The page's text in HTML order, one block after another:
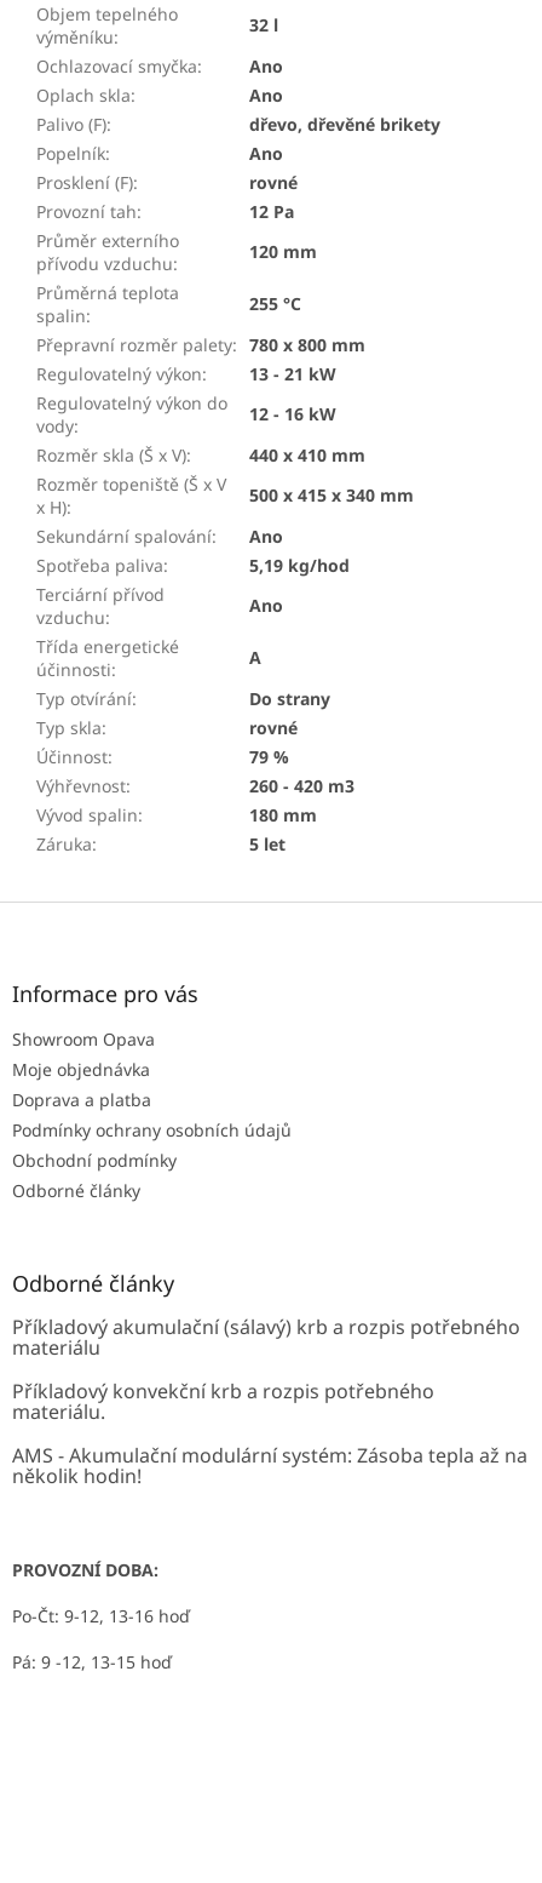
Objem tepelného
výměníku:
32 l
Ochlazovací smyčka:
Ano
Oplach skla:
Ano
Palivo (F):
dřevo, dřevěné brikety
Popelník:
Ano
Prosklení (F):
rovné
Provozní tah:
12 Pa
Průměr externího
přívodu vzduchu:
120 mm
Průměrná teplota
spalin:
255 °C
Přepravní rozměr palety: 780 x 800 mm
Regulovatelný výkon:
13 - 21 kW
Regulovatelný výkon do
vody:
12 - 16 kW
Rozměr skla (Š x V):
440 x 410 mm
Rozměr topeniště (Š x V
x H):
500 x 415 x 340 mm
Sekundární spalování:
Ano
Spotřeba paliva:
5,19 kg/hod
Terciární přívod
vzduchu:
Ano
Třída energetické
účinnosti:
A
Typ otvírání:
Do strany
Typ skla:
rovné
Účinnost:
79 %
Výhřevnost:
260 - 420 m3
Vývod spalin:
180 mm
Záruka: 5 let
Z
Informace pro vás
Showroom Opava
Moje objednávka
Doprava a platba
Podmínky ochrany osobních údajů
Obchodní podmínky
Odborné články
Odborné články
Příkladový akumulační (sálavý) krb a rozpis potřebného
materiálu
Příkladový konvekční krb a rozpis potřebného
materiálu.
AMS - Akumulační modulární systém: Zásoba tepla až na
několik hodin!
PROVOZNÍ DOBA:
Po-Čt: 9-12, 13-16 hoď
Pá: 9 -12, 13-15 hoď